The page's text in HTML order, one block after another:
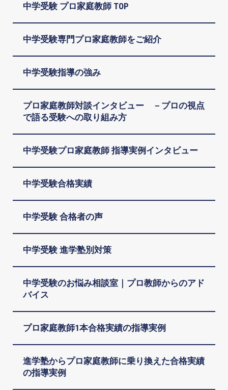
中学受験 プロ家庭教師 TOP
中学受験専門プロ家庭教師をご紹介
中学受験指導の強み
プロ家庭教師対談インタビュー －プロの視点
で語る受験への取り組み方
中学受験プロ家庭教師 指導実例インタビュー
中学受験合格実績
中学受験 合格者の声
中学受験 進学塾別対策
中学受験のお悩み相談室｜プロ教師からのアド
バイス
プロ家庭教師1本合格実績の指導実例
進学塾からプロ家庭教師に乗り換えた合格実績
の指導実例